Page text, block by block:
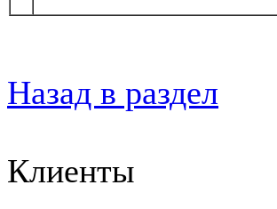
Назад в раздел
Клиенты